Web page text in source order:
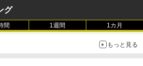
グ
間 1週間 1カ月
もっと見る